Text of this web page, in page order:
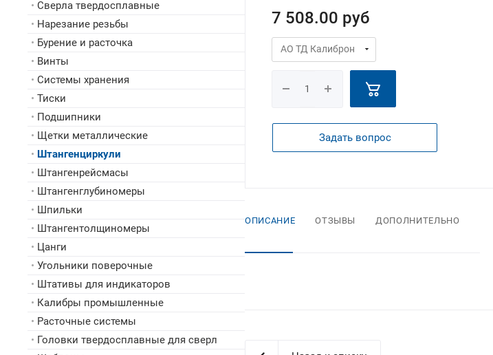
7 508.00 руб
Задать вопрос
ОПИСАНИЕ ОТЗЫВЫ ДОПОЛНИТЕЛЬНО
• Сверла твердосплавные
• Нарезание резьбы
• Бурение и расточка
• Винты
• Системы хранения
• Тиски
• Подшипники
• Щетки металлические
• Штангенциркули
• Штангенрейсмасы
• Штангенглубиномеры
• Шпильки
• Штангентолщиномеры
• Цанги
• Угольники поверочные
• Штативы для индикаторов
• Калибры промышленные
• Расточные системы
• Головки твердосплавные для сверл